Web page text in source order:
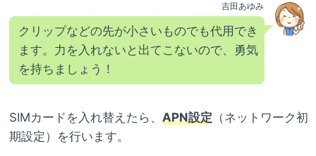
吉田あゆみ
クリップなどの先が小さいものでも代用でき
ます。力を入れないと出てこないので、勇気
を持ちましょう！
SIMカードを入れ替えたら、 APN設定 （ネットワーク初
期設定）を行います。